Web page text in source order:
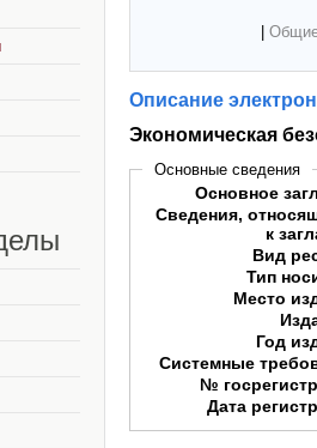
Описание
Экономическая
Основные сведения
Основное
Сведения,
к
Вид
Тип
Место
Год
Системные
№
Дата